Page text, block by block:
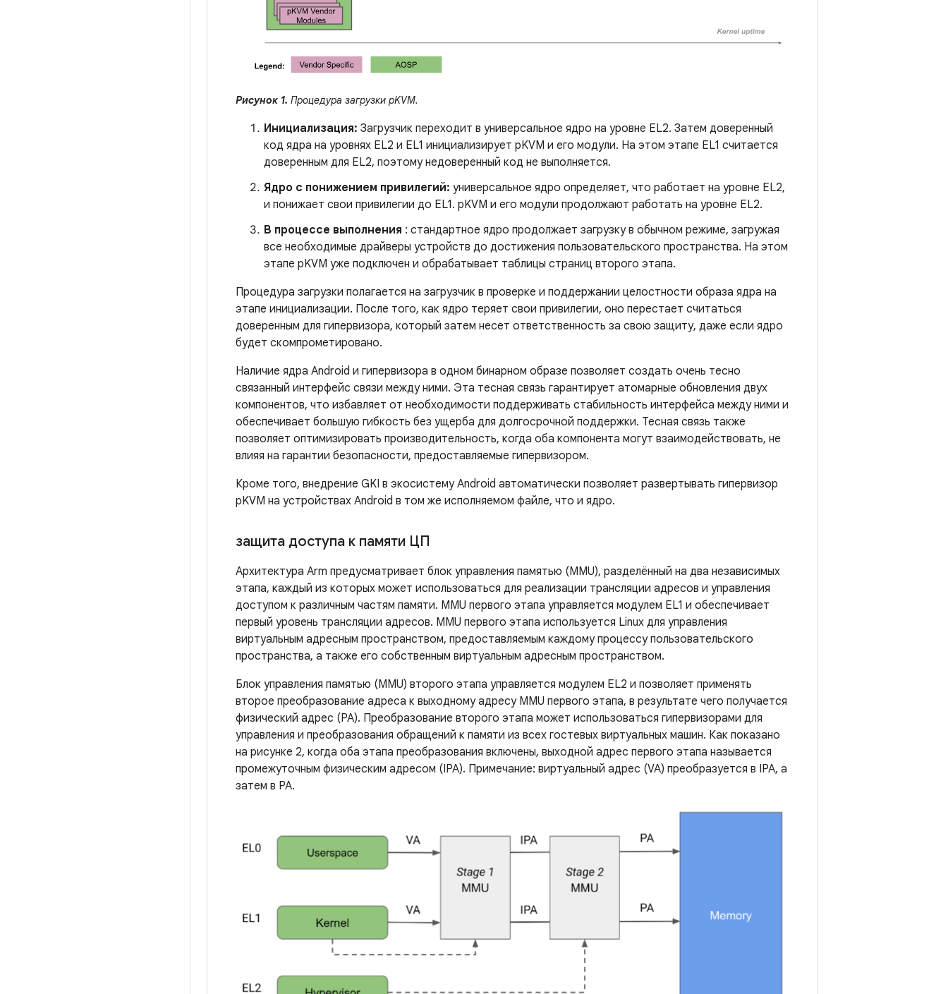
Рисунок 1. Процедура загрузки pKVM.
Инициализация: Загрузчик переходит в универсальное ядро ​​на уровне EL2. Затем доверенный
код ядра на уровнях EL2 и EL1 инициализирует pKVM и его модули. На этом этапе EL1 считается
доверенным для EL2, поэтому недоверенный код не выполняется.
Ядро с понижением привилегий: универсальное ядро ​​определяет, что работает на уровне EL2,
и понижает свои привилегии до EL1. pKVM и его модули продолжают работать на уровне EL2.
В процессе выполнения : стандартное ядро ​​продолжает загрузку в обычном режиме, загружая
все необходимые драйверы устройств до достижения пользовательского пространства. На этом
этапе pKVM уже подключен и обрабатывает таблицы страниц второго этапа.
Процедура загрузки полагается на загрузчик в проверке и поддержании целостности образа ядра на
этапе инициализации. После того, как ядро ​​теряет свои привилегии, оно перестает считаться
доверенным для гипервизора, который затем несет ответственность за свою защиту, даже если ядро ​​
будет скомпрометировано.
Наличие ядра Android и гипервизора в одном бинарном образе позволяет создать очень тесно
связанный интерфейс связи между ними. Эта тесная связь гарантирует атомарные обновления двух
компонентов, что избавляет от необходимости поддерживать стабильность интерфейса между ними и
обеспечивает большую гибкость без ущерба для долгосрочной поддержки. Тесная связь также
позволяет оптимизировать производительность, когда оба компонента могут взаимодействовать, не
влияя на гарантии безопасности, предоставляемые гипервизором.
Кроме того, внедрение GKI в экосистему Android автоматически позволяет развертывать гипервизор
pKVM на устройствах Android в том же исполняемом файле, что и ядро.
защита доступа к памяти ЦП
Архитектура Arm предусматривает блок управления памятью (MMU), разделённый на два независимых
этапа, каждый из которых может использоваться для реализации трансляции адресов и управления
доступом к различным частям памяти. MMU первого этапа управляется модулем EL1 и обеспечивает
первый уровень трансляции адресов. MMU первого этапа используется Linux для управления
виртуальным адресным пространством, предоставляемым каждому процессу пользовательского
пространства, а также его собственным виртуальным адресным пространством.
Блок управления памятью (MMU) второго этапа управляется модулем EL2 и позволяет применять
второе преобразование адреса к выходному адресу MMU первого этапа, в результате чего получается
физический адрес (PA). Преобразование второго этапа может использоваться гипервизорами для
управления и преобразования обращений к памяти из всех гостевых виртуальных машин. Как показано
на рисунке 2, когда оба этапа преобразования включены, выходной адрес первого этапа называется
промежуточным физическим адресом (IPA). Примечание: виртуальный адрес (VA) преобразуется в IPA, а
затем в PA.